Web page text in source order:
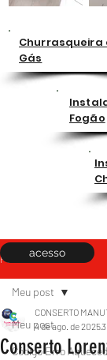
Churrasqueira
Gás
Fogão
Post
Meu post
Código Erro
Meu post
Conserto
CONSERTO
4 de ago. de 2025
acesso